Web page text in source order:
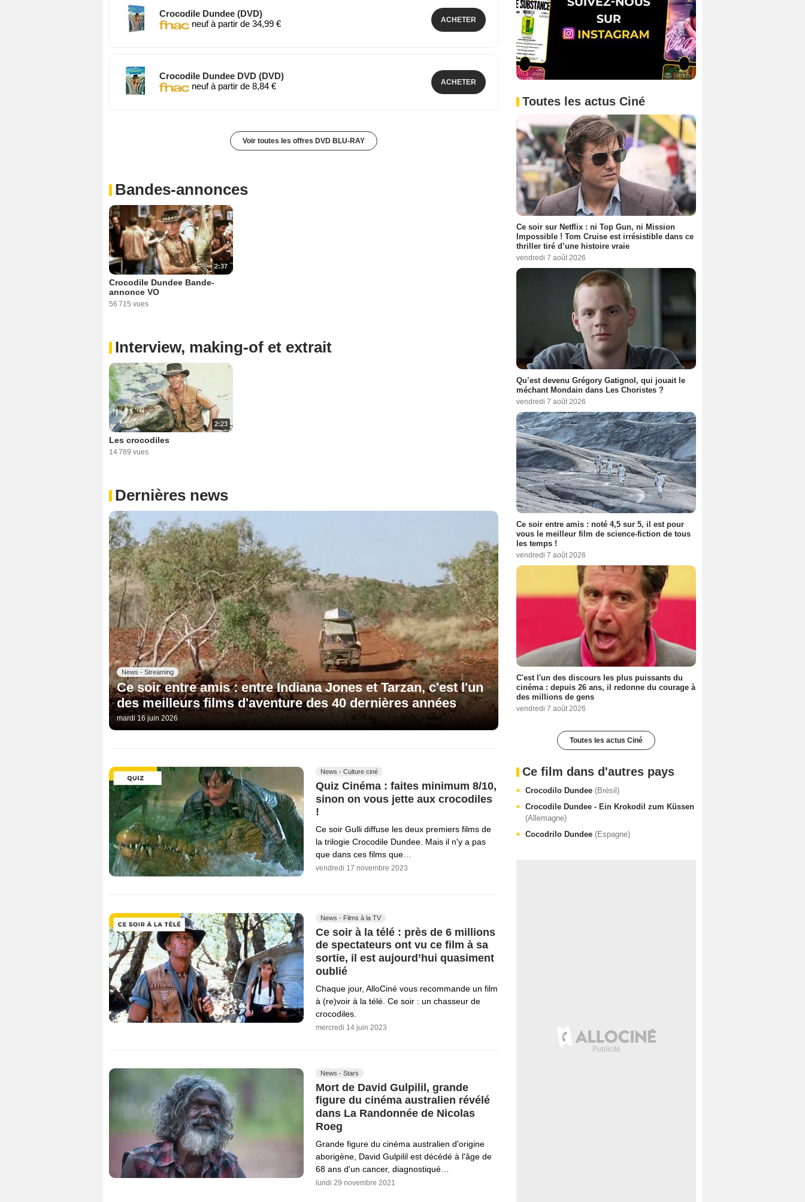
Crocodile Dundee (DVD)
neuf à partir de 34,99 €
ACHETER
Crocodile Dundee DVD (DVD)
neuf à partir de 8,84 €
ACHETER
Voir toutes les offres DVD BLU-RAY
Bandes-annonces
2:37
Crocodile Dundee Bande-
annonce VO
56 715 vues
Interview, making-of et extrait
2:23
Les crocodiles
14 789 vues
Dernières news
News - Streaming
Ce soir entre amis : entre Indiana Jones et Tarzan, c'est l'un
des meilleurs films d'aventure des 40 dernières années
mardi 16 juin 2026
News - Culture ciné
Quiz Cinéma : faites minimum 8/10,
sinon on vous jette aux crocodiles
!
Ce soir Gulli diffuse les deux premiers films de
la trilogie Crocodile Dundee. Mais il n'y a pas
que dans ces films que…
vendredi 17 novembre 2023
News - Films à la TV
Ce soir à la télé : près de 6 millions
de spectateurs ont vu ce film à sa
sortie, il est aujourd’hui quasiment
oublié
Chaque jour, AlloCiné vous recommande un film
à (re)voir à la télé. Ce soir : un chasseur de
crocodiles.
mercredi 14 juin 2023
News - Stars
Mort de David Gulpilil, grande
figure du cinéma australien révélé
dans La Randonnée de Nicolas
Roeg
Grande figure du cinéma australien d'origine
aborigène, David Gulpilil est décédé à l'âge de
68 ans d'un cancer, diagnostiqué…
lundi 29 novembre 2021
Toutes les actus Ciné
Ce soir sur Netflix : ni Top Gun, ni Mission
Impossible ! Tom Cruise est irrésistible dans ce
thriller tiré d’une histoire vraie
vendredi 7 août 2026
Qu’est devenu Grégory Gatignol, qui jouait le
méchant Mondain dans Les Choristes ?
vendredi 7 août 2026
Ce soir entre amis : noté 4,5 sur 5, il est pour
vous le meilleur film de science-fiction de tous
les temps !
vendredi 7 août 2026
C'est l'un des discours les plus puissants du
cinéma : depuis 26 ans, il redonne du courage à
des millions de gens
vendredi 7 août 2026
Toutes les actus Ciné
Ce film dans d'autres pays
Crocodilo Dundee (Brésil)
Crocodile Dundee - Ein Krokodil zum Küssen
(Allemagne)
Cocodrilo Dundee (Espagne)